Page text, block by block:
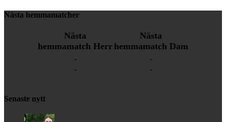
Nästa hemmamatcher
Nästa
hemmamatch Herr
-
-
Nästa
hemmamatch Dam
-
-
Senaste nytt